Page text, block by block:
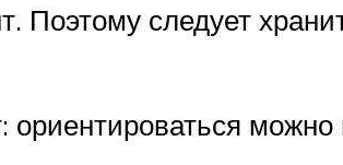
Поэтому следует
ориентироваться